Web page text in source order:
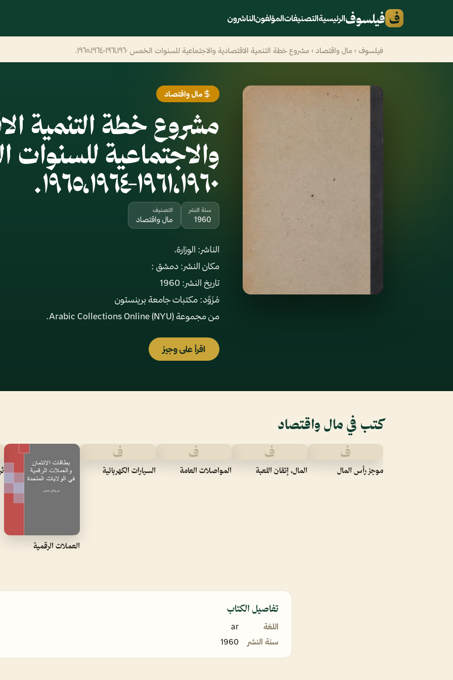
ف فيلسوفالرئيسيةالتصنيفاتالمؤلفونالناشرون
فيلسوف › مال واقتصاد › مشروع خطة التنمية الاقتصادية والاجتماعية للسنوات الخمس ١٩٦١،١٩٦٠-١٩٦٥،١٩٦٤.‎
مال واقتصاد
مشروع خطة التنمية
والاجتماعية
١٩٦١،١٩٦٠-١٩٦٥،١٩٦٤.‎
سنة النشر
1960
التصنيف
مال واقتصاد
من مجموعة Arabic Collections Online (NYU).
اقرأ على وجيز
كتب في مال واقتصاد
ف
موجز رأس المال
ف
المال، إتقان اللعبة
ف
المواصلات العامة
ف
السيارات الكهربائية
العملات الرقمية
تفاصيل الكتاب
اللغة
ar
سنة النشر
1960